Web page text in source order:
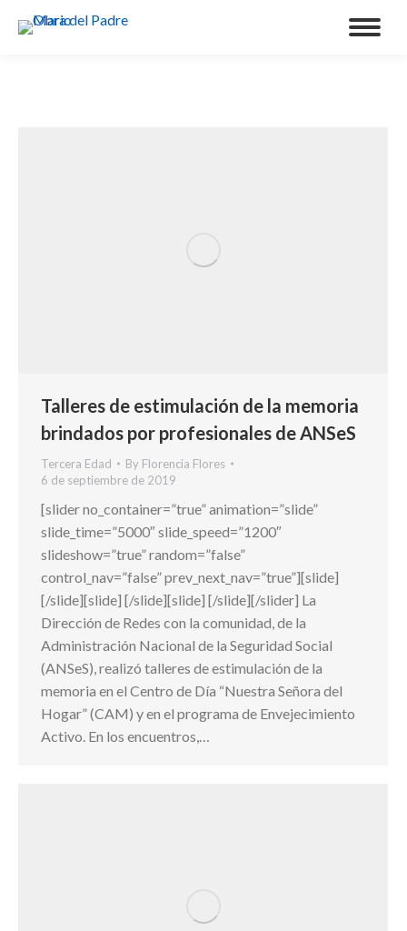
Talleres de estimulación de la memoria
brindados por profesionales de ANSeS
Tercera Edad By Florencia Flores
6 de septiembre de 2019
[slider no_container=”true” animation=”slide”
slide_time=”5000″ slide_speed=”1200″
slideshow=”true” random=”false”
control_nav=”false” prev_next_nav=”true”][slide]
[/slide][slide] [/slide][slide] [/slide][/slider] La
Dirección de Redes con la comunidad, de la
Administración Nacional de la Seguridad Social
(ANSeS), realizó talleres de estimulación de la
memoria en el Centro de Día “Nuestra Señora del
Hogar” (CAM) y en el programa de Envejecimiento
Activo. En los encuentros,…